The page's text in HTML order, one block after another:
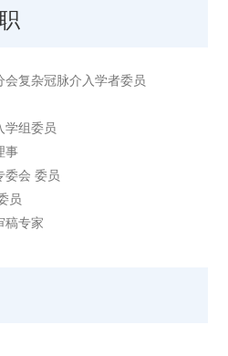
复杂冠脉介入学者委员
学组委员
事
委会 委员
员
稿专家